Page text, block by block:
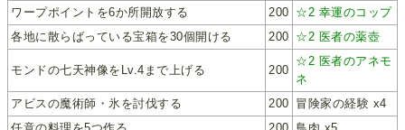
ワープポイントを6か所開放する 200 ☆2 幸運のコップ
各地に散らばっている宝箱を30個開ける
200 ☆2 医者の薬壺
モンドの七天神像をLv.4まで上げる 200
☆2 医者のアネモ
ネ
アビスの魔術師・氷を討伐する
200 冒険家の経験 x4